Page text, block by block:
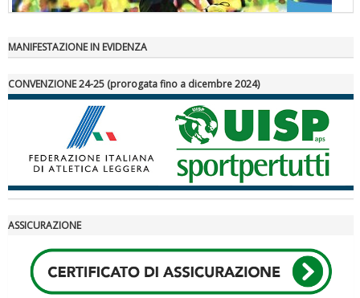
"Superare gli ostacoli": la relazione di Tiziano Pesce al CN Uisp
Luglio 2026: "Pensando con i piedi, si possono fare le
rivoluzioni"
MANIFESTAZIONE IN EVIDENZA
CONVENZIONE 24-25 (prorogata fino a dicembre 2024)
ASSICURAZIONE